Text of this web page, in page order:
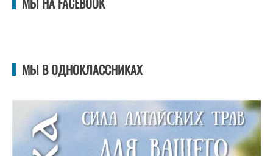
МЫ В ОДНОКЛАССНИКАХ